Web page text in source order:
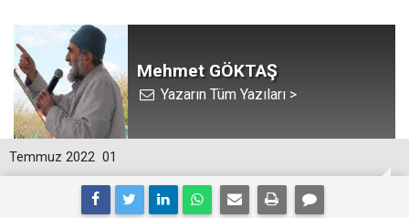
Mehmet GÖKTAŞ
Yazarın Tüm Yazıları >
01
Temmuz 2022